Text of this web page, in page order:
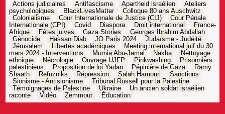
Actions judiciaires Antifascisme Apartheid israélien
Ateliers
psychologiques
BlackLivesMatter
Colloque 80 ans Auschwitz
Colonialisme
Cour Internationale de Justice (CIJ)
Cour Pénale
Internationale (CPI)
Covid Diaspora Droit international
France-
Afrique
Fêtes juives Gaza Stories
Georges Ibrahim Abdallah
Génocide
Hassan Diab JO Paris 2024
Judaïsme - Judéité
Jérusalem
Libertés académiques
Meeting international juif du 30
mars 2024 - Interventions
Mumia Abu-Jamal Nakba
Nettoyage
ethnique
Nécrologie Ouvrage UJFP Pinkwashing
Prisonniers
palestiniens
Proposition de loi Yadan Pépinière de Gaza
Ramy
Shaath
Refuzniks Répression Salah Hamouri
Sanctions
Sionisme - Antisionisme
Tribunal Russell pour la Palestine
Témoignages de Palestine
Ukraine
Un ancien soldat israélien
raconte
Vidéo Zemmour Éducation
Navigation